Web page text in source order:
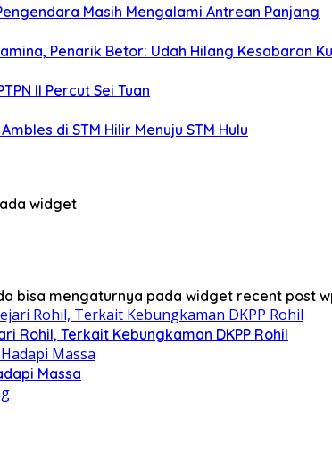
Masih Mengalami Antrean Panjang
Penarik Betor: Udah Hilang Kesabaran Ku
II Percut Sei Tuan
di STM Hilir Menuju STM Hulu
widget
bisa mengaturnya pada widget recent post
Rohil, Terkait Kebungkaman DKPP Rohil
Massa